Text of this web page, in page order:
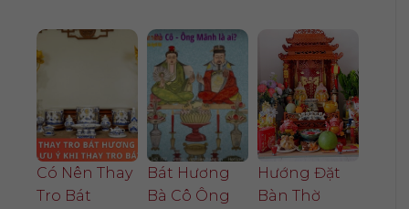
Có Nên Thay
Tro Bát
Bát Hương
Bà Cô Ông
Hướng Đặt
Bàn Thờ